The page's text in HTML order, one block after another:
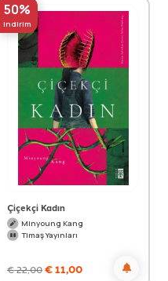
50%
indirim
Çiçekçi Kadın
Minyoung Kang
Timaş Yayınları
€22,00€11,00